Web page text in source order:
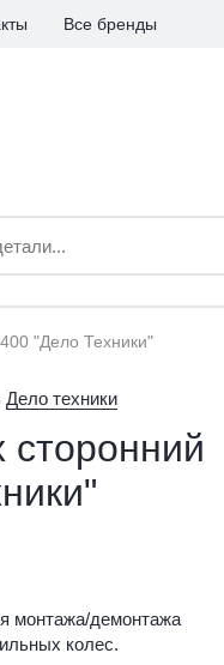
Все бренды
"Дело Техники"
Дело техники
монтажа/демонтажа
колес.